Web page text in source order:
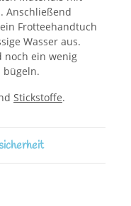
Anschließend
Frotteehandtuch
Wasser aus.
noch ein wenig
bügeln.
Stickstoffe.